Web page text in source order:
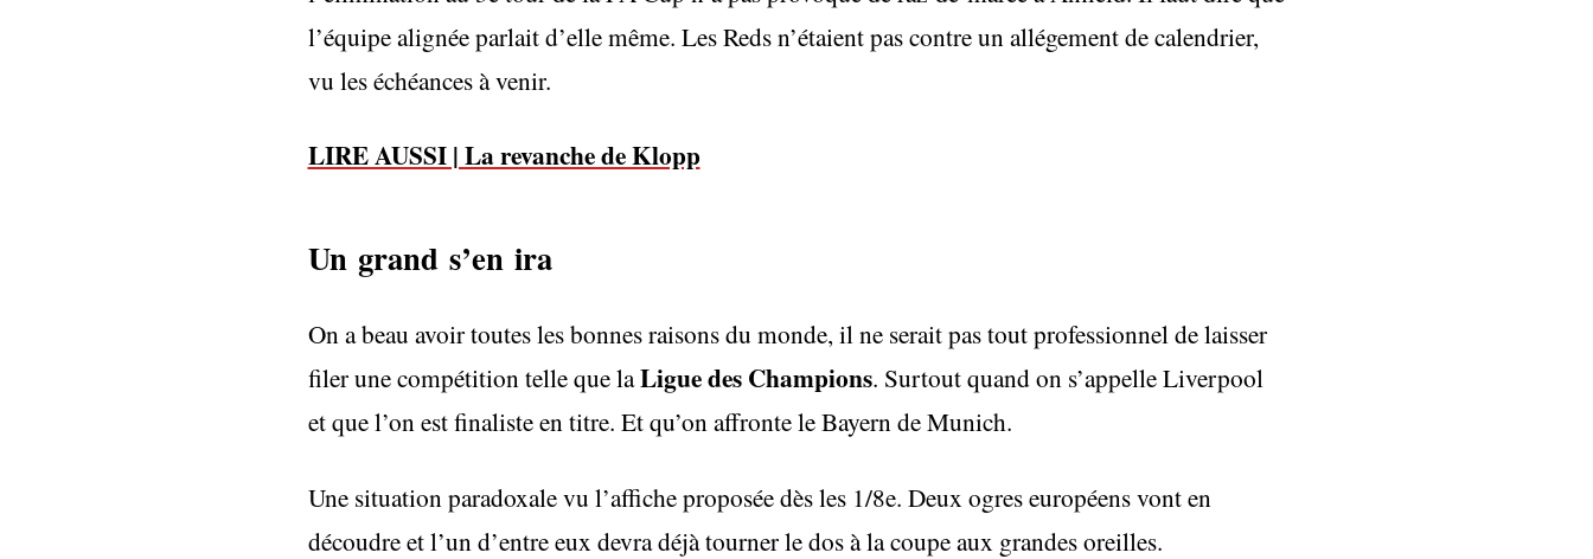
l’équipe alignée parlait d’elle même. Les Reds n’étaient pas contre un allégement de calendrier,
vu les échéances à venir.
LIRE AUSSI | La revanche de Klopp
Un grand s’en ira
On a beau avoir toutes les bonnes raisons du monde, il ne serait pas tout professionnel de laisser
filer une compétition telle que laLigue des Champions. Surtout quand on s’appelle Liverpool
et que l’on est finaliste en titre. Et qu’on affronte le Bayern de Munich.
Une situation paradoxale vu l’affiche proposée dès les 1/8e. Deux ogres européens vont en
découdre et l’un d’entre eux devra déjà tourner le dos à la coupe aux grandes oreilles.